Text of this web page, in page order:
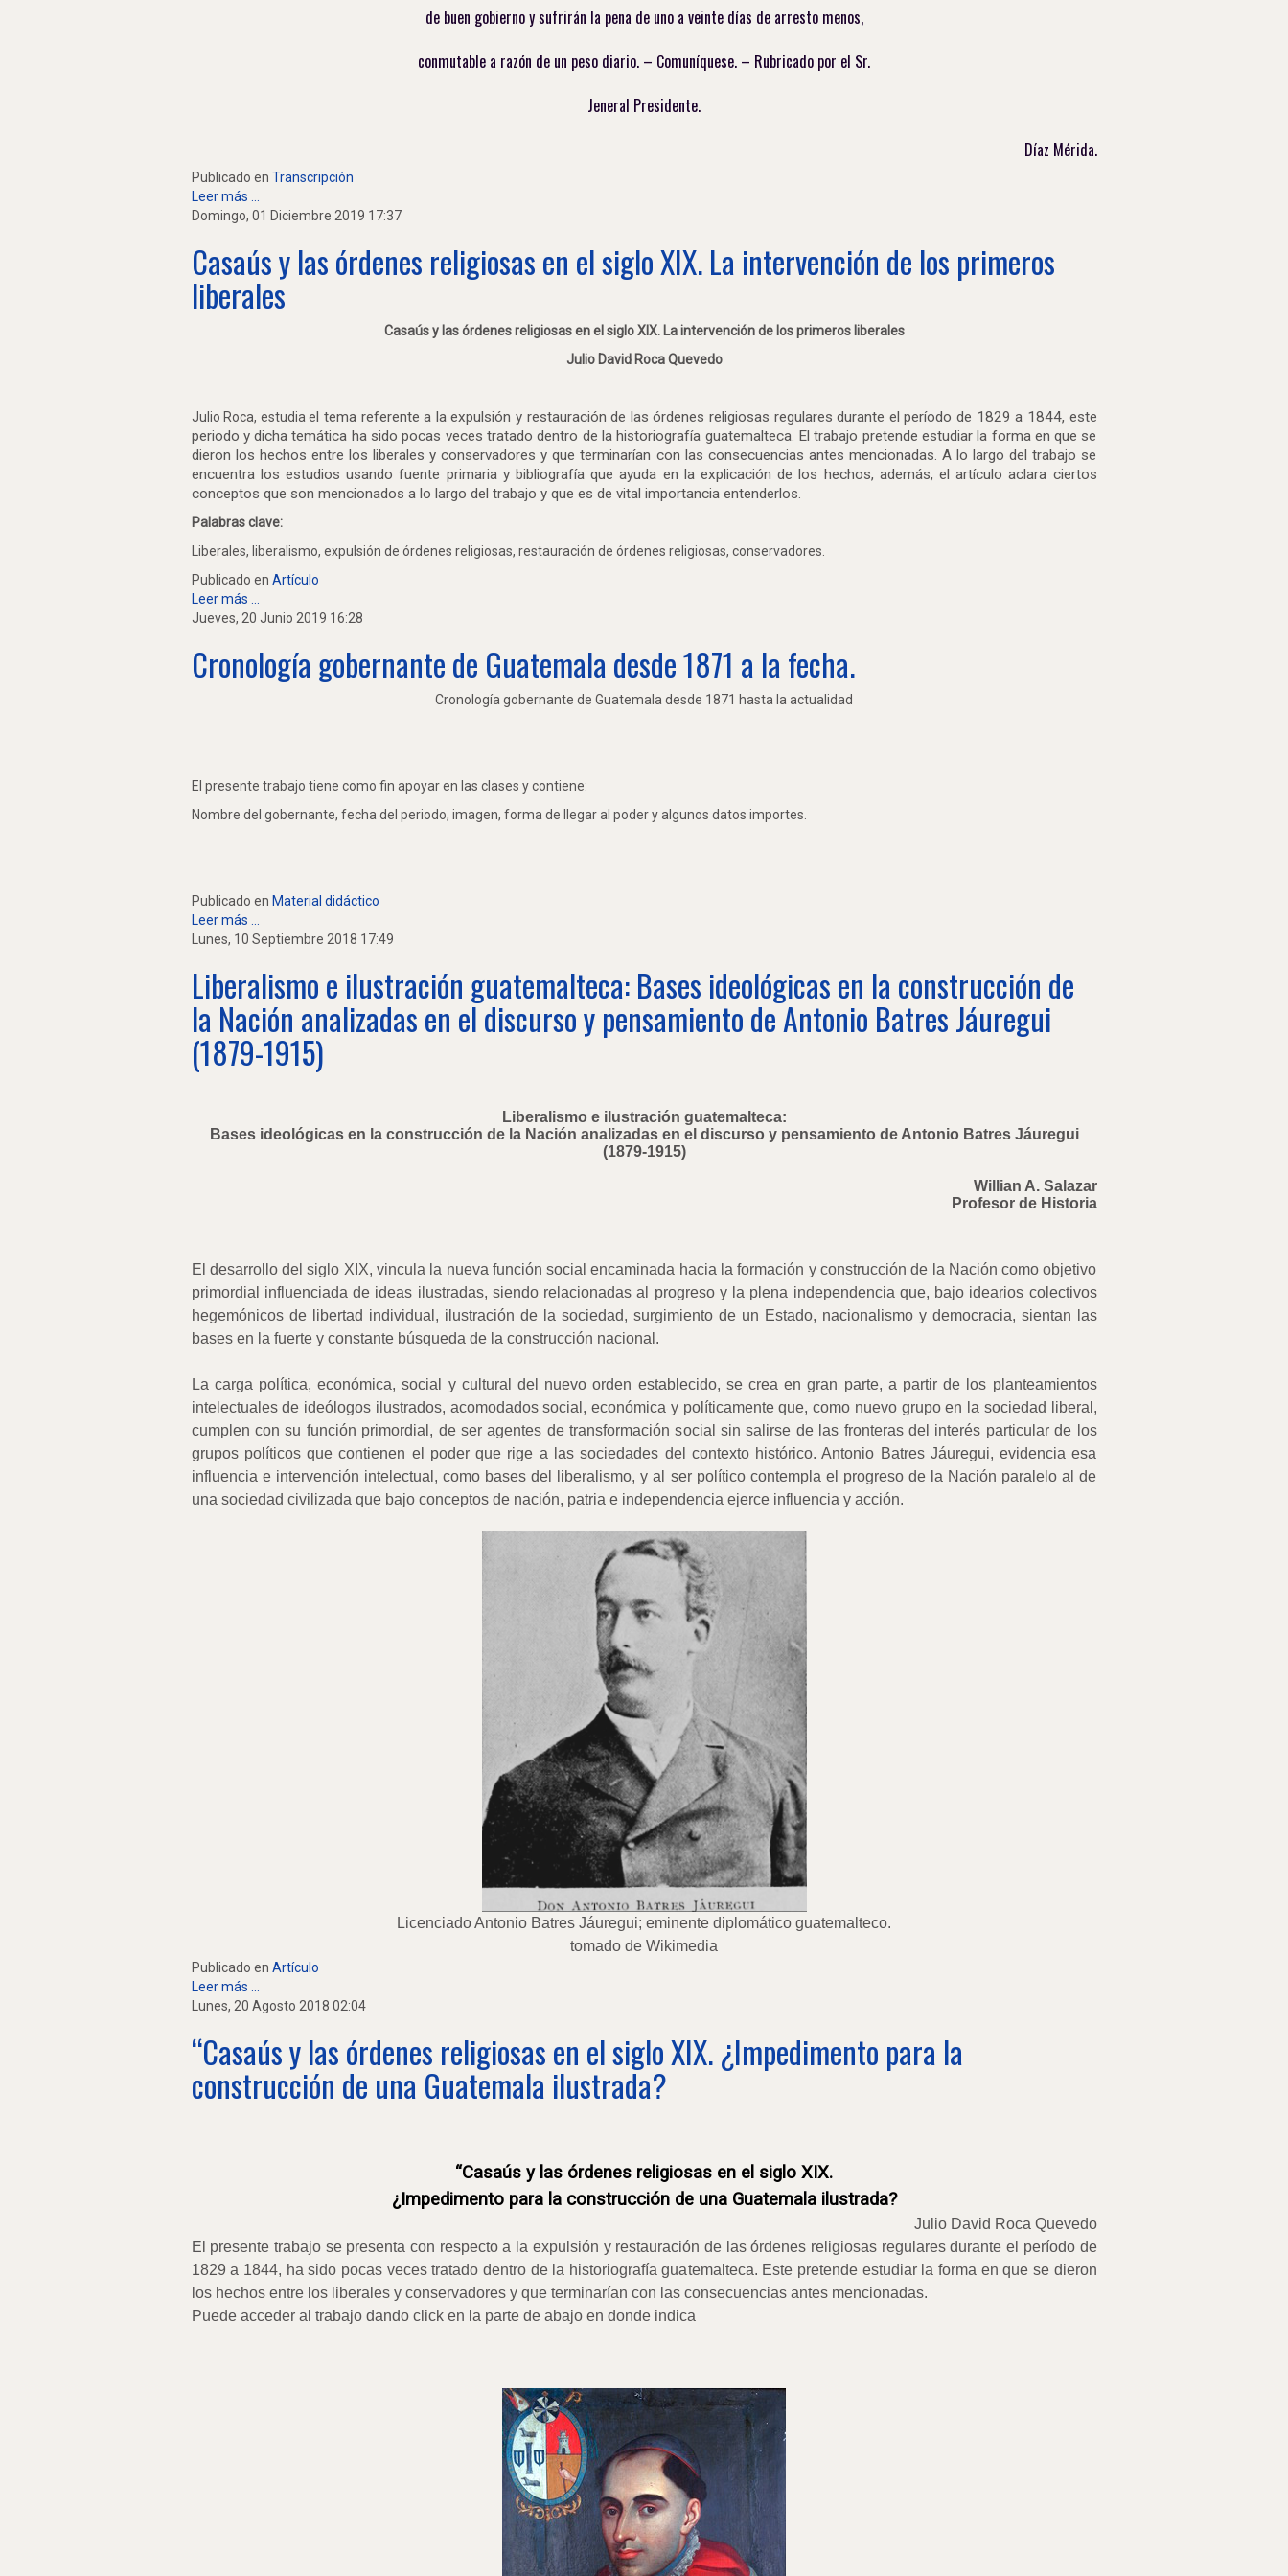
de buen gobierno y sufrirán la pena de uno a veinte días de arresto menos,
conmutable a razón de un peso diario. – Comuníquese. – Rubricado por el Sr.
Jeneral Presidente.
Díaz Mérida.
Publicado en Transcripción
Leer más ...
Domingo, 01 Diciembre 2019 17:37
Casaús y las órdenes religiosas en el siglo XIX. La intervención de los primeros
liberales
Casaús y las órdenes religiosas en el siglo XIX. La intervención de los primeros liberales
Julio David Roca Quevedo
Julio Roca, estudia el tema referente a la expulsión y restauración de las órdenes religiosas regulares durante el período de 1829 a 1844, este
periodo y dicha temática ha sido pocas veces tratado dentro de la historiografía guatemalteca. El trabajo pretende estudiar la forma en que se
dieron los hechos entre los liberales y conservadores y que terminarían con las consecuencias antes mencionadas. A lo largo del trabajo se
encuentra los estudios usando fuente primaria y bibliografía que ayuda en la explicación de los hechos, además, el artículo aclara ciertos
conceptos que son mencionados a lo largo del trabajo y que es de vital importancia entenderlos.
Palabras clave:
Liberales, liberalismo, expulsión de órdenes religiosas, restauración de órdenes religiosas, conservadores.
Publicado en Artículo
Leer más ...
Jueves, 20 Junio 2019 16:28
Cronología gobernante de Guatemala desde 1871 a la fecha.
Cronología gobernante de Guatemala desde 1871 hasta la actualidad
El presente trabajo tiene como fin apoyar en las clases y contiene:
Nombre del gobernante, fecha del periodo, imagen, forma de llegar al poder y algunos datos importes.
Publicado en Material didáctico
Leer más ...
Lunes, 10 Septiembre 2018 17:49
Liberalismo e ilustración guatemalteca: Bases ideológicas en la construcción de
la Nación analizadas en el discurso y pensamiento de Antonio Batres Jáuregui
(1879-1915)
Liberalismo e ilustración guatemalteca:
Bases ideológicas en la construcción de la Nación analizadas en el discurso y pensamiento de Antonio Batres Jáuregui
(1879-1915)
Willian A. Salazar
Profesor de Historia
El desarrollo del siglo XIX, vincula la nueva función social encaminada hacia la formación y construcción de la Nación como objetivo
primordial influenciada de ideas ilustradas, siendo relacionadas al progreso y la plena independencia que, bajo idearios colectivos
hegemónicos de libertad individual, ilustración de la sociedad, surgimiento de un Estado, nacionalismo y democracia, sientan las
bases en la fuerte y constante búsqueda de la construcción nacional.
La carga política, económica, social y cultural del nuevo orden establecido, se crea en gran parte, a partir de los planteamientos
intelectuales de ideólogos ilustrados, acomodados social, económica y políticamente que, como nuevo grupo en la sociedad liberal,
cumplen con su función primordial, de ser agentes de transformación social sin salirse de las fronteras del interés particular de los
grupos políticos que contienen el poder que rige a las sociedades del contexto histórico. Antonio Batres Jáuregui, evidencia esa
influencia e intervención intelectual, como bases del liberalismo, y al ser político contempla el progreso de la Nación paralelo al de
una sociedad civilizada que bajo conceptos de nación, patria e independencia ejerce influencia y acción.
Licenciado Antonio Batres Jáuregui; eminente diplomático guatemalteco.
tomado de Wikimedia
Publicado en Artículo
Leer más ...
Lunes, 20 Agosto 2018 02:04
“Casaús y las órdenes religiosas en el siglo XIX. ¿Impedimento para la
construcción de una Guatemala ilustrada?
“Casaús y las órdenes religiosas en el siglo XIX.
¿Impedimento para la construcción de una Guatemala ilustrada?
Julio David Roca Quevedo
El presente trabajo se presenta con respecto a la expulsión y restauración de las órdenes religiosas regulares durante el período de
1829 a 1844, ha sido pocas veces tratado dentro de la historiografía guatemalteca. Este pretende estudiar la forma en que se dieron
los hechos entre los liberales y conservadores y que terminarían con las consecuencias antes mencionadas.
Puede acceder al trabajo dando click en la parte de abajo en donde indica